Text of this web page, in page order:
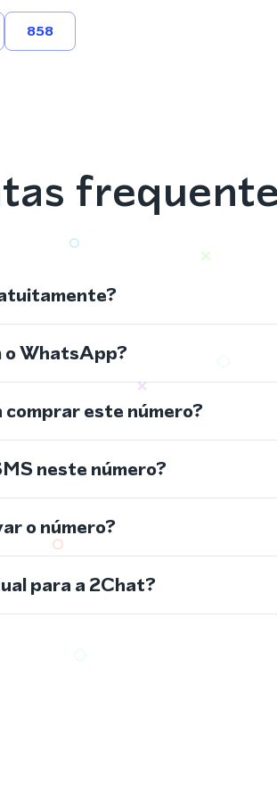
858
o WhatsApp?
este número?
neste número?
o número?
para a 2Chat?